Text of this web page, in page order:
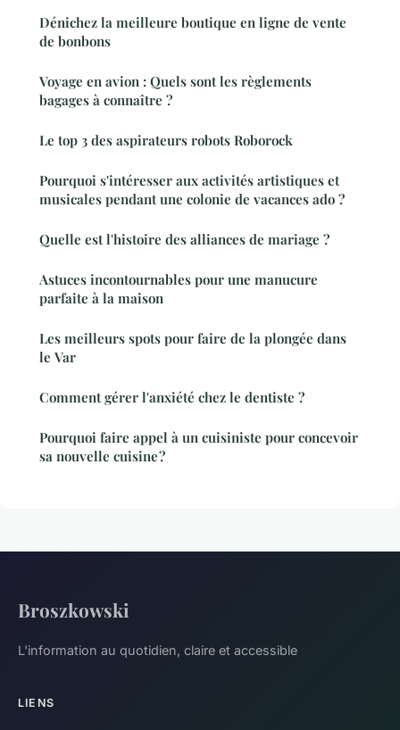
Dénichez la meilleure boutique en ligne de vente
de bonbons
Voyage en avion : Quels sont les règlements
bagages à connaître ?
Le top 3 des aspirateurs robots Roborock
Pourquoi s'intéresser aux activités artistiques et
musicales pendant une colonie de vacances ado ?
Quelle est l'histoire des alliances de mariage ?
Astuces incontournables pour une manucure
parfaite à la maison
Les meilleurs spots pour faire de la plongée dans
le Var
Comment gérer l'anxiété chez le dentiste ?
Pourquoi faire appel à un cuisiniste pour concevoir
sa nouvelle cuisine ?
Broszkowski
L'information au quotidien, claire et accessible
LIENS